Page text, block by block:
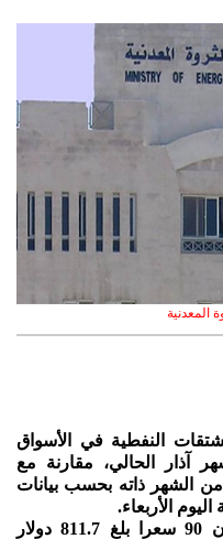
المعدنية
النفطية في الأسواق
آذار الحالي، مقارنة مع
الشهر ذاته بحسب بيانات
اليوم الأربعاء.
ووفقا للبيانات سجل البنزين أوكتان 90 سعرا بلغ 811.7 دولار